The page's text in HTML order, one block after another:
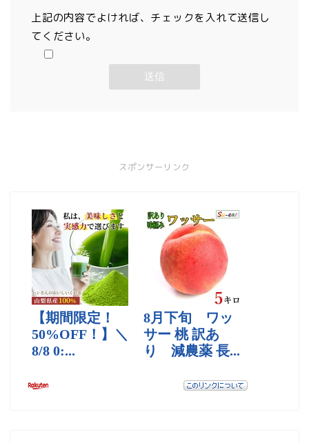
上記の内容でよければ、チェックを入れて送信し
てください。
スポンサーリンク